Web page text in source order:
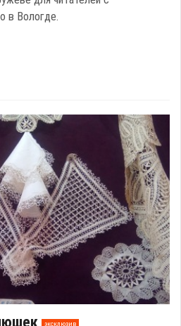
в Вологде.
эксклюзив